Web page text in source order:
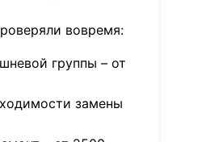
вовремя:
группы – от
замены